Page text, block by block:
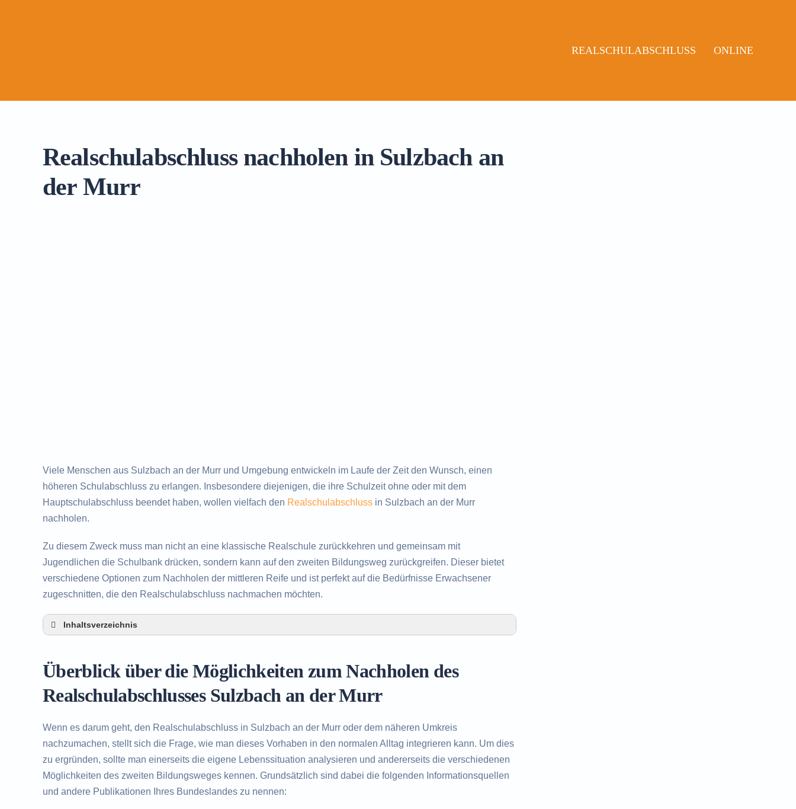
REALSCHULABSCHLUSS ONLINE
Realschulabschluss nachholen in Sulzbach an
der Murr
Viele Menschen aus Sulzbach an der Murr und Umgebung entwickeln im Laufe der Zeit den Wunsch, einen
höheren Schulabschluss zu erlangen. Insbesondere diejenigen, die ihre Schulzeit ohne oder mit dem
Hauptschulabschluss beendet haben, wollen vielfach den Realschulabschluss in Sulzbach an der Murr
nachholen.
Zu diesem Zweck muss man nicht an eine klassische Realschule zurückkehren und gemeinsam mit
Jugendlichen die Schulbank drücken, sondern kann auf den zweiten Bildungsweg zurückgreifen. Dieser bietet
verschiedene Optionen zum Nachholen der mittleren Reife und ist perfekt auf die Bedürfnisse Erwachsener
zugeschnitten, die den Realschulabschluss nachmachen möchten.
Inhaltsverzeichnis
Beratung in Sulzbach an der Murr rund um das Nachholen des Realschulabschlusses
Überblick über die Möglichkeiten zum Nachholen des
Realschulabschlusses Sulzbach an der Murr
Wenn es darum geht, den Realschulabschluss in Sulzbach an der Murr oder dem näheren Umkreis
nachzumachen, stellt sich die Frage, wie man dieses Vorhaben in den normalen Alltag integrieren kann. Um dies
zu ergründen, sollte man einerseits die eigene Lebenssituation analysieren und andererseits die verschiedenen
Möglichkeiten des zweiten Bildungsweges kennen. Grundsätzlich sind dabei die folgenden Informationsquellen
und andere Publikationen Ihres Bundeslandes zu nennen: